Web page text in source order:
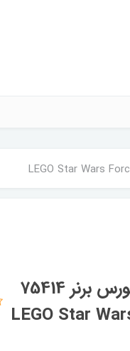
لگو سری جنگ ستارگان مدل اسنومبیل فورس برنر 75414